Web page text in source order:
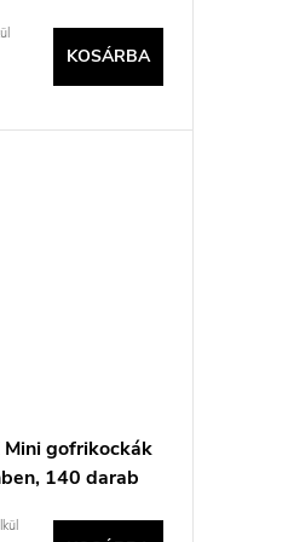
KOSÁRBA
Mini gofrikockák
140 darab